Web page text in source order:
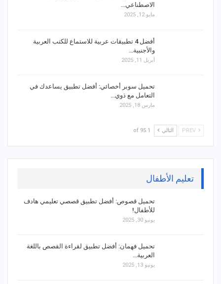
الاصطناعي…
مايو 12, 2025
أفضل 4 تطبيقات عربية للاستماع للكتب العربية
والأجنبية…
أبريل 11, 2025
تحميل سوبر أخصائي: أفضل تطبيق يساعدك في
التعامل مع ذوي…
مارس 18, 2025
التالي 1 of 95
تعليم الأطفال
تحميل قصوص: أفضل تطبيق قصصي تعليمي هادف
للأطفال!
يونيو 30, 2025
تحميل فهمان: أفضل تطبيق لقراءة القصص باللغة
العربية…
يونيو 13, 2025